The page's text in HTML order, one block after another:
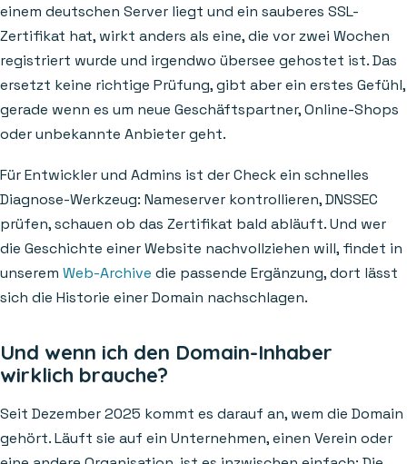
einem deutschen Server liegt und ein sauberes SSL-
Zertifikat hat, wirkt anders als eine, die vor zwei Wochen
registriert wurde und irgendwo übersee gehostet ist. Das
ersetzt keine richtige Prüfung, gibt aber ein erstes Gefühl,
gerade wenn es um neue Geschäftspartner, Online-Shops
oder unbekannte Anbieter geht.
Für Entwickler und Admins ist der Check ein schnelles
Diagnose-Werkzeug: Nameserver kontrollieren, DNSSEC
prüfen, schauen ob das Zertifikat bald abläuft. Und wer
die Geschichte einer Website nachvollziehen will, findet in
unserem Web-Archive die passende Ergänzung, dort lässt
sich die Historie einer Domain nachschlagen.
Und wenn ich den Domain-Inhaber
wirklich brauche?
Seit Dezember 2025 kommt es darauf an, wem die Domain
gehört. Läuft sie auf ein Unternehmen, einen Verein oder